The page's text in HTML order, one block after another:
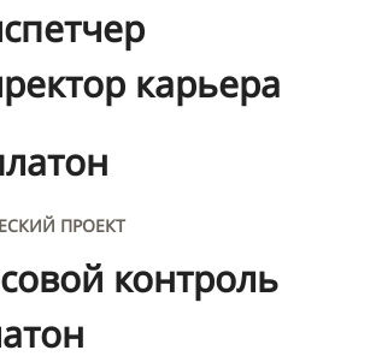
карьера
ПРОЕКТ
контроль